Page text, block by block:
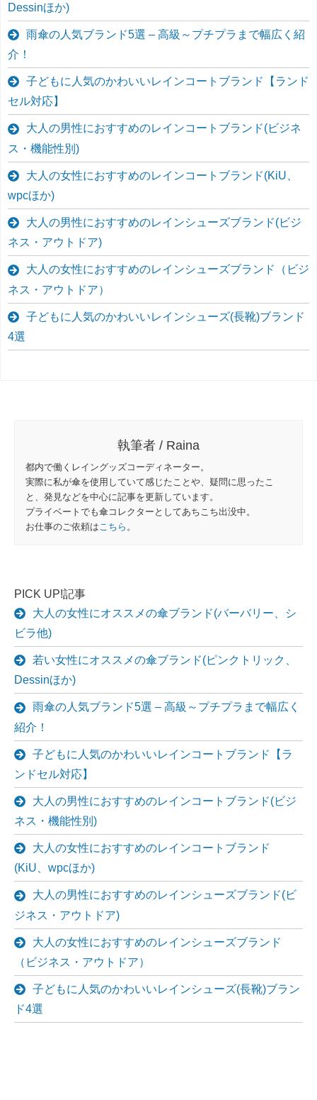
Dessinほか)
雨傘の人気ブランド5選 – 高級～プチプラまで幅広く紹
介！
子どもに人気のかわいいレインコートブランド【ランド
セル対応】
大人の男性におすすめのレインコートブランド(ビジネ
ス・機能性別)
大人の女性におすすめのレインコートブランド(KiU、
wpcほか)
大人の男性におすすめのレインシューズブランド(ビジ
ネス・アウトドア)
大人の女性におすすめのレインシューズブランド（ビジ
ネス・アウトドア）
子どもに人気のかわいいレインシューズ(長靴)ブランド
4選
執筆者 / Raina
都内で働くレイングッズコーディネーター。
実際に私が傘を使用していて感じたことや、疑問に思ったこ
と、発見などを中心に記事を更新しています。
プライベートでも傘コレクターとしてあちこち出没中。
お仕事のご依頼は こちら 。
PICK UP!記事
大人の女性にオススメの傘ブランド(バーバリー、シ
ビラ他)
若い女性にオススメの傘ブランド(ピンクトリック、
Dessinほか)
雨傘の人気ブランド5選 – 高級～プチプラまで幅広く
紹介！
子どもに人気のかわいいレインコートブランド【ラ
ンドセル対応】
大人の男性におすすめのレインコートブランド(ビジ
ネス・機能性別)
大人の女性におすすめのレインコートブランド
(KiU、wpcほか)
大人の男性におすすめのレインシューズブランド(ビ
ジネス・アウトドア)
大人の女性におすすめのレインシューズブランド
（ビジネス・アウトドア）
子どもに人気のかわいいレインシューズ(長靴)ブラン
ド4選